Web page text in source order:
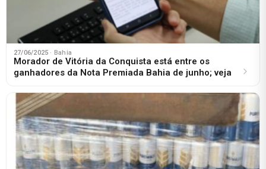
27/06/2025 · Bahia
Morador de Vitória da Conquista está entre os
ganhadores da Nota Premiada Bahia de junho; veja